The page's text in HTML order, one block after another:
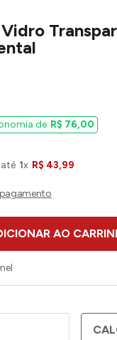
R$ 76,00
até 1x R$ 43,99
AO